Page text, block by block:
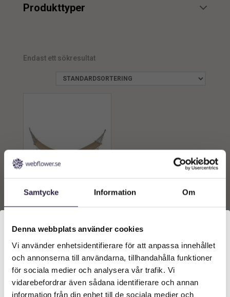
Samtycke Information Om
Denna webbplats använder cookies
Vi använder enhetsidentifierare för att anpassa innehållet
och annonserna till användarna, tillhandahålla funktioner
för sociala medier och analysera vår trafik. Vi
vidarebefordrar även sådana identifierare och annan
information från din enhet till de sociala medier och
Produkttyper
Endast ett sökresultat
Hängmatta | ARMIDA
Lägg till i
varukorg
Välkommen till Webflower
Vilken typ av kund är du? Du kan alltid justera ditt val
längst upp på sidan.